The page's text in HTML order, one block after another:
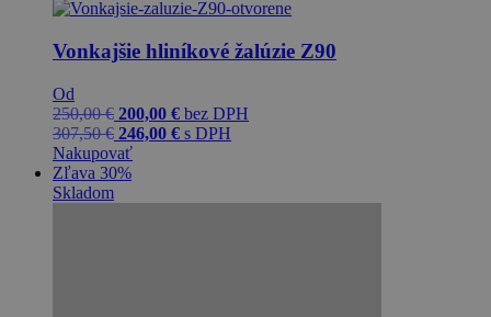
Vonkajšie hliníkové žalúzie Z90
Od
250,00€ 200,00 € bez DPH
307,50€ 246,00 € s DPH
Nakupovať
Zľava 30%
Skladom